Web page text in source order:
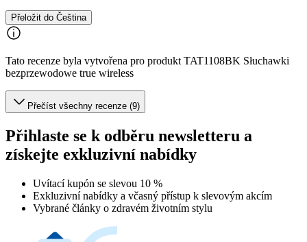
Přeložit do Čeština
Tato recenze byla vytvořena pro produkt TAT1108BK Słuchawki
bezprzewodowe true wireless
Přečíst všechny recenze (9)
Přihlaste se k odběru newsletteru a
získejte exkluzivní nabídky
Uvítací kupón se slevou 10 %
Exkluzivní nabídky a včasný přístup k slevovým akcím
Vybrané články o zdravém životním stylu